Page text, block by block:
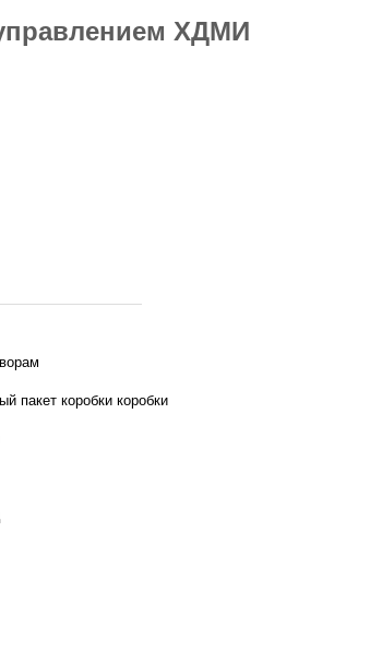
ХДМИ
пакет коробки коробки